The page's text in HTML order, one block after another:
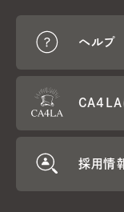
ヘルプ
CA4LA
採用情